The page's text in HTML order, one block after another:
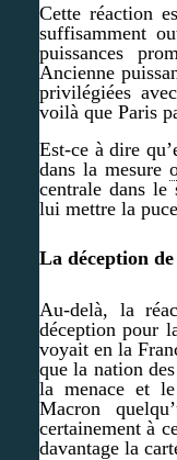
Cette réaction
suffisamment
puissances
Ancienne
privilégiées
voilà que Paris
Est-ce à dire
dans la mesure
centrale dans le
lui mettre la
La déception de
Au-delà, la
déception pour
voyait en la
que la nation
la menace et
Macron
certainement à
davantage la